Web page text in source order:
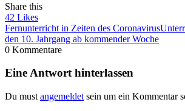
Share this
42 Likes
Fernunterricht in Zeiten des Coronavirus
den 10. Jahrgang ab kommender Woche
0 Kommentare
Eine Antwort hinterlassen
Du must angemeldet sein um ein Kommentar